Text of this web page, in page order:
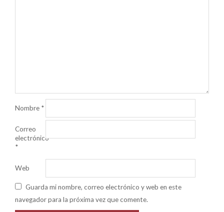
Nombre *
Correo
electrónico
*
Web
Guarda mi nombre, correo electrónico y web en este
navegador para la próxima vez que comente.